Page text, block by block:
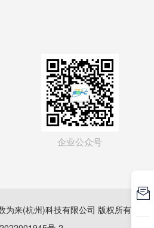
企业公众号
来(杭州)科技有限公司 版权所有
